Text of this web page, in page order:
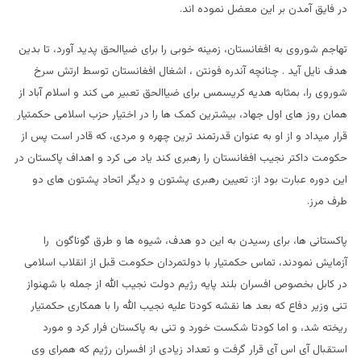
در فایق آمدن بر این معضل نموده اند.
تهاجم شوروی به افغانستان، زمینه خوبی را برای ضیاالحق پدید آورد، تا بدین
هدف نایل آید . چنانچه آندره فونتن ، اشغال افغانستان توسط ارتش سرخ
شوروی را، بمثابه هدیه کریسمس برای ضیاالحق تعبیر می کند و اسلام آباد از
همان روز های اول جهاد، بیشترین کمک ها را در اختیار حزب اسلامی حکمتیار
قرار میداد و از او به عنوان قدرتمند ترین چهره و مردی، که قادر است پس از
حکومت داکتر نجیب افغانستان را رهبری کند یاد می کرد و اهداف پاکستان در
این دوره عبارت بود از: تعیین رهبری پشتون و دیگر اتحاد پشتون های دو
طرف مرز.
پاکستانی ها، برای رسیدن به این دو هدف، شیوه ها و طرق گوناگون را
آزمایش نمودند، تماس حکمتیار با دولتمردان حکومت قبل از انقلاب اسلامی
در کابل بخصوص افسران بلند پایه رژیم دولت نجیب الله از جمله با شهنواز
تنی وزیر دفاع که بعد ها نقشه کودتا علیه نجیب الله را با همکاری حکمتیار
ریخته شد، و اما کودتا شکست خورد و تنی به پاکستان فرار کرد و مورد
استقبال آی اس آی قرار گرفت و تعداد زیادی از افسران رژیم که همرای وی